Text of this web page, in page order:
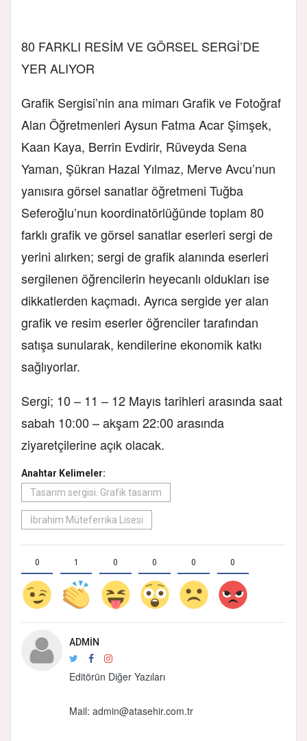
80 FARKLI RESİM VE GÖRSEL SERGİ’DE
YER ALIYOR
Grafik Sergisi’nin ana mimarı Grafik ve Fotoğraf
Alan Öğretmenleri Aysun Fatma Acar Şimşek,
Kaan Kaya, Berrin Evdirir, Rüveyda Sena
Yaman, Şükran Hazal Yılmaz, Merve Avcu’nun
yanısıra görsel sanatlar öğretmeni Tuğba
Seferoğlu’nun koordinatörlüğünde toplam 80
farklı grafik ve görsel sanatlar eserleri sergi de
yerini alırken; sergi de grafik alanında eserleri
sergilenen öğrencilerin heyecanlı oldukları ise
dikkatlerden kaçmadı. Ayrıca sergide yer alan
grafik ve resim eserler öğrenciler tarafından
satışa sunularak, kendilerine ekonomik katkı
sağlıyorlar.
Sergi; 10 – 11 – 12 Mayıs tarihleri arasında saat
sabah 10:00 – akşam 22:00 arasında
ziyaretçilerine açık olacak.
Anahtar Kelimeler:
Tasarım sergisi. Grafik tasarım
İbrahim Müteferrika Lisesi
0 1 0 0 0 0
ADMIN
Editörün Diğer Yazıları
Mail: admin@atasehir.com.tr